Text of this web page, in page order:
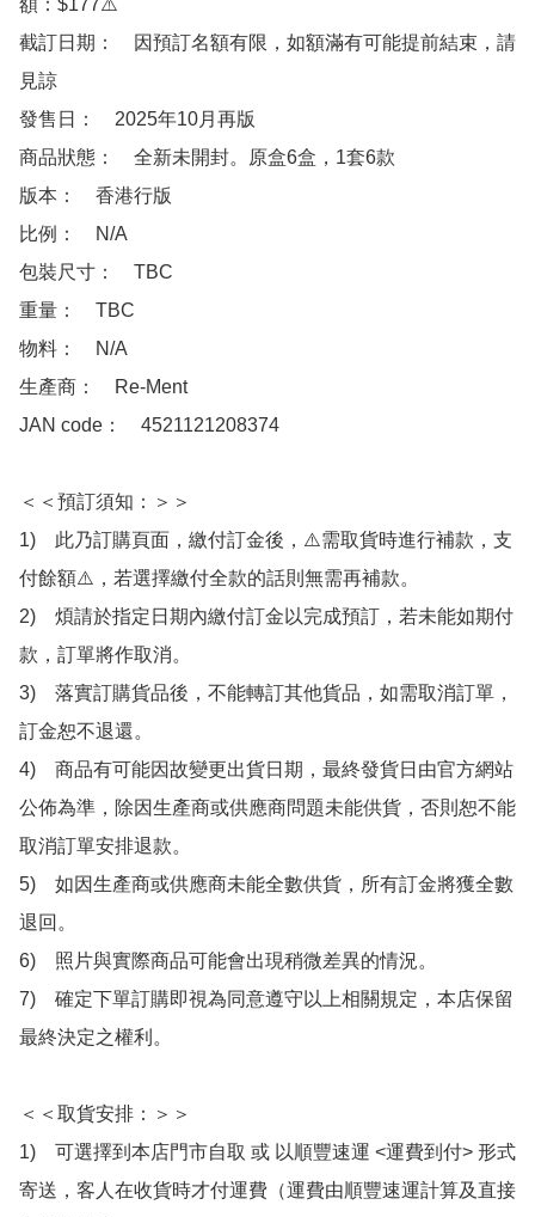
額：$177⚠️
截訂日期：　因預訂名額有限，如額滿有可能提前結束，請
見諒
發售日：　2025年10月再版
商品狀態：　全新未開封。原盒6盒，1套6款
版本：　香港行版
比例：　N/A
包裝尺寸：　TBC
重量：　TBC
物料：　N/A
生產商：　Re-Ment
JAN code：　4521121208374
＜＜預訂須知：＞＞
1)　此乃訂購頁面，繳付訂金後，⚠️需取貨時進行補款，支
付餘額⚠️，若選擇繳付全款的話則無需再補款。
2)　煩請於指定日期內繳付訂金以完成預訂，若未能如期付
款，訂單將作取消。
3)　落實訂購貨品後，不能轉訂其他貨品，如需取消訂單，
訂金恕不退還。
4)　商品有可能因故變更出貨日期，最終發貨日由官方網站
公佈為準，除因生產商或供應商問題未能供貨，否則恕不能
取消訂單安排退款。
5)　如因生產商或供應商未能全數供貨，所有訂金將獲全數
退回。
6)　照片與實際商品可能會出現稍微差異的情況。
7)　確定下單訂購即視為同意遵守以上相關規定，本店保留
最終決定之權利。
＜＜取貨安排：＞＞
1)　可選擇到本店門市自取 或 以順豐速運 <運費到付> 形式
寄送，客人在收貨時才付運費（運費由順豐速運計算及直接